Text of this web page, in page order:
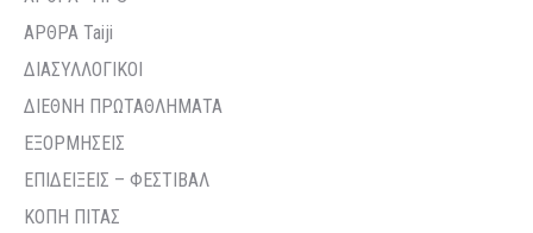
ΑΡΘΡΑ Taiji
ΔΙΑΣΥΛΛΟΓΙΚΟΙ
ΔΙΕΘΝΗ ΠΡΩΤΑΘΛΗΜΑΤΑ
ΕΞΟΡΜΗΣΕΙΣ
ΕΠΙΔΕΙΞΕΙΣ – ΦΕΣΤΙΒΑΛ
ΚΟΠΗ ΠΙΤΑΣ